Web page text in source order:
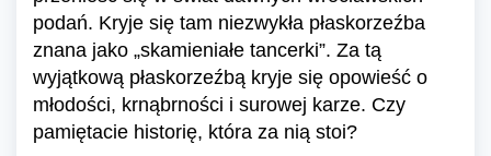
podań. Kryje się tam niezwykła płaskorzeźba
znana jako „skamieniałe tancerki”. Za tą
wyjątkową płaskorzeźbą kryje się opowieść o
młodości, krnąbrności i surowej karze. Czy
pamiętacie historię, która za nią stoi?